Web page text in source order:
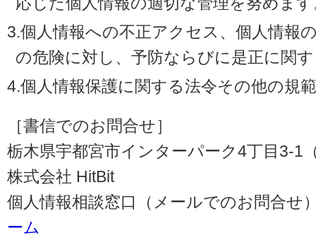
3.個人情報への不正アクセス、個人情報
の危険に対し、予防ならびに是正に関
4.個人情報保護に関する法令その他の規
［書信でのお問合せ］
栃木県宇都宮市インターパーク4丁目3-1
株式会社 HitBit
個人情報相談窓口（メールでのお問合せ
ーム